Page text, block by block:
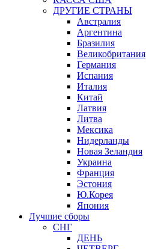
ДРУГИЕ СТРАНЫ
Австралия
Аргентина
Бразилия
Великобритания
Германия
Испания
Италия
Китай
Латвия
Литва
Мексика
Нидерланды
Новая Зеландия
Украина
Франция
Эстония
Ю.Корея
Япония
Лучшие сборы
СНГ
ДЕНЬ